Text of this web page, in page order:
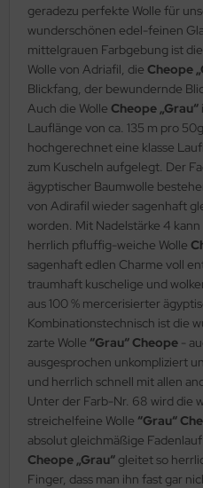
geradezu perfekte Wolle für
wunderschönen edel-feinen
mittelgrauen Farbgebung ist
Wolle von Adriafil, die Cheope
Blickfang, der bewundernde
Auch die Wolle Cheope „Grau“
Lauflänge von ca. 135 m pro
hochgerechnet eine klasse
zum Kuscheln aufgelegt. Der
ägyptischer Baumwolle
von Adirafil wieder sagenhaft
worden. Mit Nadelstärke 4
herrlich pfluffig-weiche Wolle
sagenhaft edlen Charme voll
traumhaft kuschelige und
aus 100 % mercerisierter
Kombinationstechnisch ist die
zarte Wolle “Grau“ Cheope -
ausgesprochen unkompliziert
und herrlich schnell mit allen
Unter der Farb-Nr. 68 wird die
streichelfeine Wolle “Grau“
absolut gleichmäßige
Cheope „Grau“ gleitet so
Finger, dass man ihn fast gar